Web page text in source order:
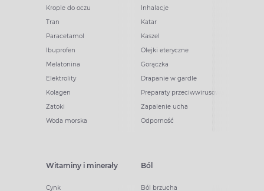
Krople do oczu
Tran
Paracetamol
Ibuprofen
Melatonina
Elektrolity
Kolagen
Zatoki
Woda morska
Inhalacje
Katar
Kaszel
Olejki eteryczne
Gorączka
Drapanie w gardle
Preparaty przeciwwirusowe
Zapalenie ucha
Odporność
Witaminy i minerały
Cynk
Ból
Ból brzucha